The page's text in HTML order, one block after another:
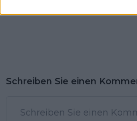
Schreiben Sie einen